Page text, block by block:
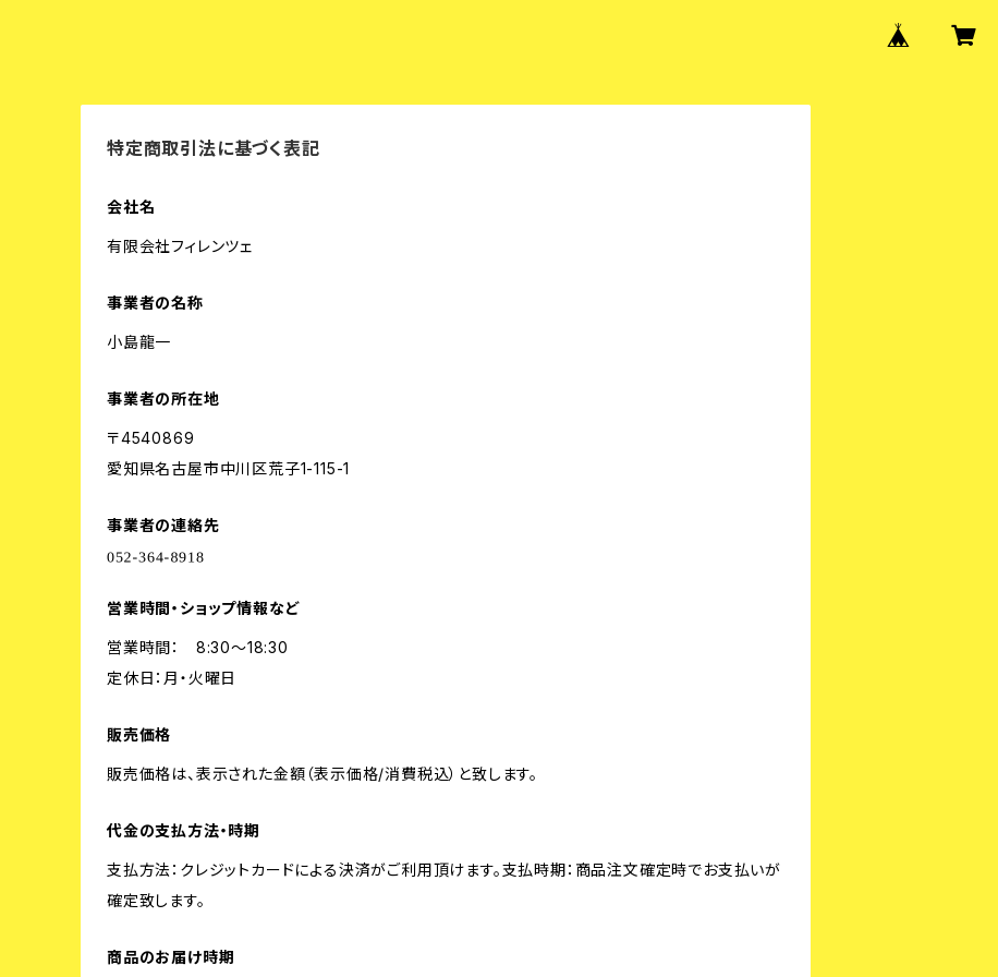
特定商取引法に基づく表記
会社名
有限会社フィレンツェ
事業者の名称
小島龍一
事業者の所在地
〒4540869
愛知県名古屋市中川区荒子1-115-1
事業者の連絡先
営業時間・ショップ情報など
営業時間： 8:30～18:30
定休日：月・火曜日
販売価格
販売価格は、表示された金額（表示価格/消費税込）と致します。
代金の支払方法・時期
支払方法：クレジットカードによる決済がご利用頂けます。支払時期：商品注文確定時でお支払いが
確定致します。
商品のお届け時期